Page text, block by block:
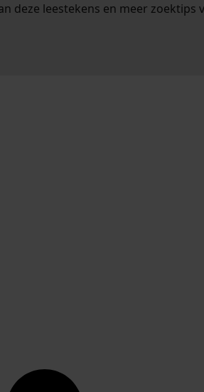
deze leestekens en meer zoektips